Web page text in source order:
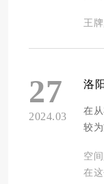
而
重
觉
试
购
王
27
2024.03
洛
在
较
处
却
空
在